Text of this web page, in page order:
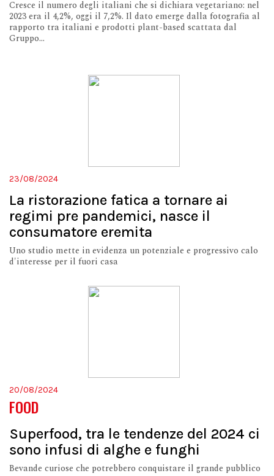
Cresce il numero degli italiani che si dichiara vegetariano: nel
2023 era il 4,2%, oggi il 7,2%. Il dato emerge dalla fotografia al
rapporto tra italiani e prodotti plant-based scattata dal
Gruppo...
23/08/2024
La ristorazione fatica a tornare ai
regimi pre pandemici, nasce il
consumatore eremita
Uno studio mette in evidenza un potenziale e progressivo calo
d'interesse per il fuori casa
20/08/2024
FOOD
Superfood, tra le tendenze del 2024 ci
sono infusi di alghe e funghi
Bevande curiose che potrebbero conquistare il grande pubblico